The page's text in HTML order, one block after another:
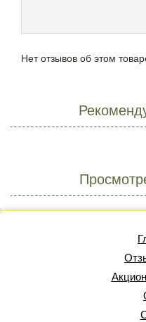
Нет отзывов об этом